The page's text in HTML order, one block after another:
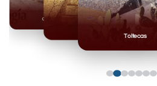
Toltecas
Olmecas